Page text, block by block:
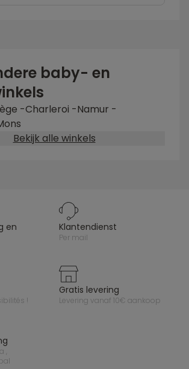
baby- en
-Charleroi -Namur -
Bekijk alle winkels
klantendienst
per mail
!
gratis levering
levering vanaf 10€ aankoop